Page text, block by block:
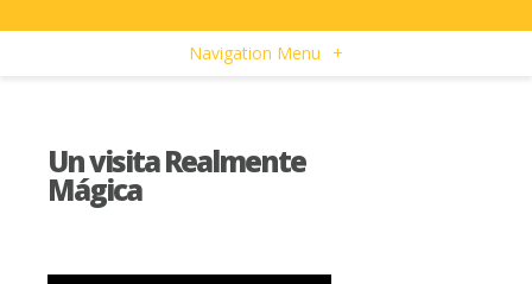
Navigation Menu +
Un visita Realmente
Mágica